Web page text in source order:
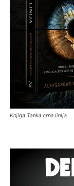
Knjiga Tanka crna linija